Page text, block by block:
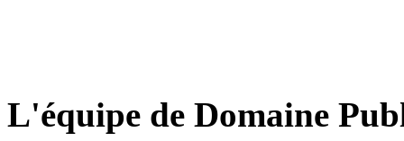
L'équipe de Domaine